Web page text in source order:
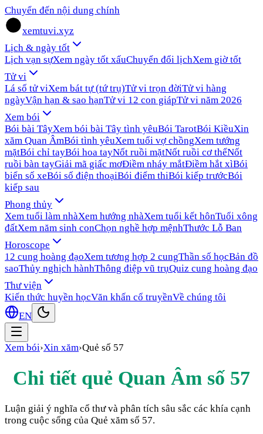
Chuyển đến nội dung chính
xemtuvi.xyz
Lịch & ngày tốt
Lịch vạn sựXem ngày tốt xấuChuyển đổi lịchXem giờ tốt
Tử vi
Lá số tử viXem bát tự (tứ trụ)Tử vi trọn đờiTử vi hàng
ngàyVận hạn & sao hạnTử vi 12 con giápTử vi năm 2026
Xem bói
Bói bài TâyXem bói bài Tây tình yêuBói TarotBói KiềuXin
xăm Quan ÂmBói tình yêuXem tuổi vợ chồngXem tướng
mặtBói chỉ tayBói hoa tayNốt ruồi mặtNốt ruồi cơ thểNốt
ruồi bàn tayGiải mã giấc mơĐiềm nháy mắtĐiềm hắt xìBói
biển số xeBói số điện thoạiBói điểm thiBói kiếp trướcBói
kiếp sau
Phong thủy
Xem tuổi làm nhàXem hướng nhàXem tuổi kết hônTuổi xông
đấtXem năm sinh conChọn nghề hợp mệnhThước Lỗ Ban
Horoscope
12 cung hoàng đạoXem tương hợp 2 cungThần số họcBản đồ
saoThủy nghịch hànhThông điệp vũ trụQuiz cung hoàng đạo
Thư viện
Kiến thức huyền họcVăn khấn cổ truyềnVề chúng tôi
EN
Xem bói›Xin xăm›Quẻ số 57
Chi tiết quẻ Quan Âm số 57
Luận giải ý nghĩa cổ thư và phân tích sâu sắc các khía cạnh
trong cuộc sống của Quẻ xăm số 57.